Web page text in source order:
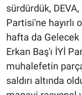
sürdürdük,
Partisi'ne hayırlı
hafta da Gelecek
Erkan Baş'ı İYİ
muhalefetin
saldırı altında